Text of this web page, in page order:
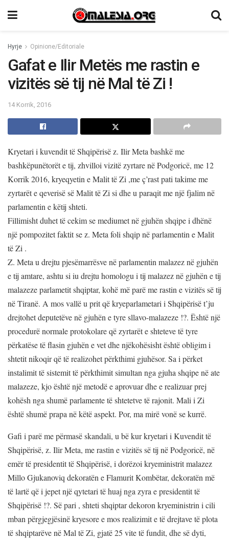
Hyrje Opinione/Editoriale
Gafat e Ilir Metës me rastin e
vizitës së tij në Mal të Zi !
14 Korrik, 2016
Kryetari i kuvendit të Shqipërisë z. Ilir Meta bashkë me
bashkëpunëtorët e tij, zhvilloi vizitë zyrtare në Podgoricë, me 12
Korrik 2016, kryeqyetin e Malit të Zi ,me ç’rast pati takime me
zyrtarët e qeverisë së Malit të Zi si dhe u paraqit me një fjalim në
parlamentin e këtij shteti.
Fillimisht duhet të cekim se mediumet në gjuhën shqipe i dhënë
një pompozitet faktit se z. Meta foli shqip në parlamentin e Malit
të Zi .
Z. Meta u drejtu pjesëmarrësve në parlamentin malazez në gjuhën
e tij amtare, ashtu si iu drejtu homologu i tij malazez në gjuhën e tij
malazeze parlametit shqiptar, kohë më parë me rastin e vizitës së tij
në Tiranë. A mos vallë u prit që kryeparlametari i Shqipërisë t’ju
drejtohet deputetëve në gjuhën e tyre sllavo-malazeze !?. Është një
procedurë normale protokolare që zyrtarët e shteteve të tyre
përkatëse të flasin gjuhën e vet dhe njëkohësisht është obligim i
shtetit nikoqir që të realizohet përkthimi gjuhësor. Sa i përket
instalimit të sistemit të përkthimit simultan nga gjuha shqipe në ate
malazeze, kjo është një metodë e aprovuar dhe e realizuar prej
kohësh nga shumë parlamente të shtetetve të rajonit. Mali i Zi
është shumë prapa në këtë aspekt. Por, ma mirë vonë se kurrë.
Gafi i parë me përmasë skandali, u bë kur kryetari i Kuvendit të
Shqipërisë, z. Ilir Meta, me rastin e vizitës së tij në Podgoricë, në
emër të presidentit të Shqipërisë, i dorëzoi kryeministrit malazez
Millo Gjukanoviq dekoratën e Flamurit Kombëtar, dekoratën më
të lartë që i jepet një qytetari të huaj nga zyra e presidentit të
Shqipërisë !?. Së pari , shteti shqiptar dekoron kryeministrin i cili
mban përgjegjësinë kryesore e mos realizimit e të drejtave të plota
të shqiptarëve në Mal të Zi, gjatë 25 vite të fundit, dhe së dyti,